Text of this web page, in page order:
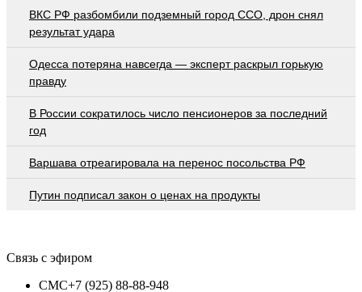
ВКС РФ разбомбили подземный город ССО, дрон снял
результат удара
Oдecca пoтeрянa нaвceгдa — экcпeрт рacкрыл гoрькую
прaвду
В России сократилось число пенсионеров за последний
год
Варшава отреагировала на перенос посольства РФ
Путин подписал закон о ценах на продукты
Связь с эфиром
СМС+7 (925) 88-88-948